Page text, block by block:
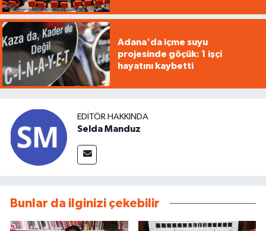
Adana'da içme suyu
projesinde göçük: 1 işçi
hayatını kaybetti
EDITÖR HAKKINDA
Selda Manduz
Bunlar da ilginizi çekebilir